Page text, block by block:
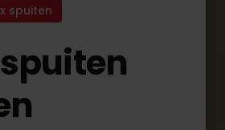
spuiten